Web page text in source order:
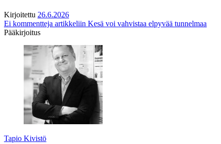
Kirjoitettu 26.6.2026
Ei kommentteja artikkeliin Kesä voi vahvistaa elpyvää tunnelmaa
Pääkirjoitus
Tapio Kivistö